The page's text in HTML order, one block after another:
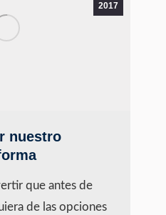
2017
nuestro
que antes de
de las opciones